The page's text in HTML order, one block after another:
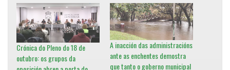
b
r
e
n
u
n
a
v
e
n
e
n
F
a
c
e
b
o
o
k
Crónica do Pleno do 18 de
outubro: os grupos da
A inacción das administracións
ante as enchentes demostra
que tanto o goberno municipal